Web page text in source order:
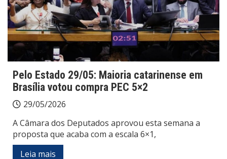
Pelo Estado 29/05: Maioria catarinense em
Brasília votou compra PEC 5×2
29/05/2026
A Câmara dos Deputados aprovou esta semana a
proposta que acaba com a escala 6×1,
Leia mais